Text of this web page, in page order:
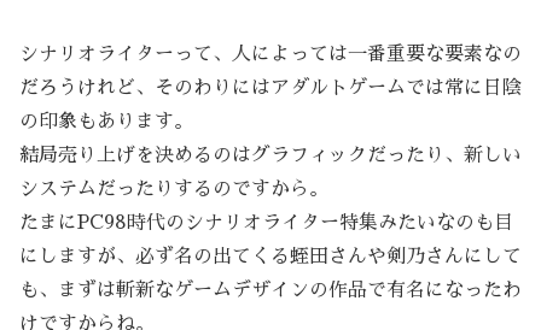
シナリオライターって、人によっては一番重要な要素なの
だろうけれど、そのわりにはアダルトゲームでは常に日陰
の印象もあります。
結局売り上げを決めるのはグラフィックだったり、新しい
システムだったりするのですから。
たまにPC98時代のシナリオライター特集みたいなのも目
にしますが、必ず名の出てくる蛭田さんや剣乃さんにして
も、まずは斬新なゲームデザインの作品で有名になったわ
けですからね。